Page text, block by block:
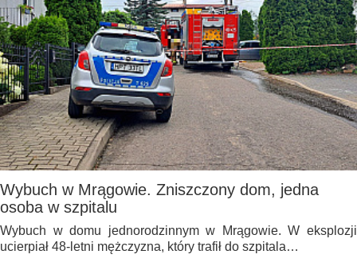
Wybuch w Mrągowie. Zniszczony dom, jedna
osoba w szpitalu
Wybuch w domu jednorodzinnym w Mrągowie. W eksplozji
ucierpiał 48-letni mężczyzna, który trafił do szpitala…